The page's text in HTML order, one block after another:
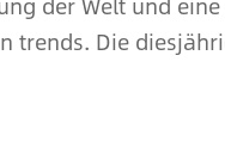
trends. Die